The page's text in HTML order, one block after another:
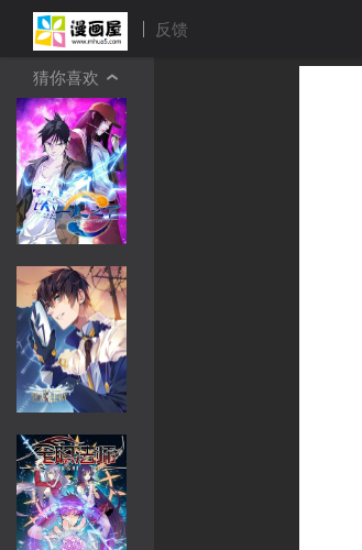
反馈
猜你喜欢 